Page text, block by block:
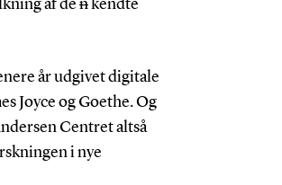
af de nkendte
år udgivet digitale
Joyce og Goethe. Og
Centret altså
i nye